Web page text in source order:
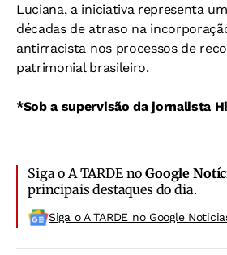
Luciana, a iniciativa representa
décadas de atraso na
antirracista nos processos de
patrimonial brasileiro.
*Sob a supervisão da jornalista
Siga o A TARDE noGoogle
principais destaques do dia.
Siga o A TARDE no Google